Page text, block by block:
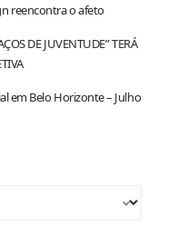
reencontra o afeto
DE JUVENTUDE” TERÁ
em Belo Horizonte – Julho